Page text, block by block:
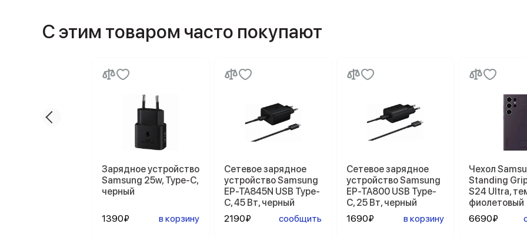
С этим товаром часто покупают
Зарядное устройство
Samsung 25w, Type-C,
черный
1390₽ в корзину
Сетевое зарядное
устройство Samsung
EP-TA845N USB Type-
C, 45 Вт, черный
2190₽
сообщить
Сетевое зарядное
устройство Samsung
EP-TA800 USB Type-
C, 25 Вт, черный
1690₽
в корзину
Чехол
Standing
S24 Ultra,
фиолетовый
6690₽